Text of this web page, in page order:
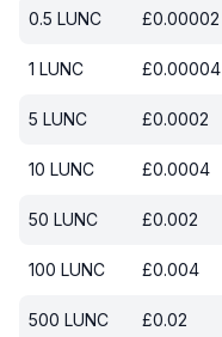
0.5 LUNC £0.00002
1 LUNC £0.00004
5 LUNC £0.0002
10 LUNC £0.0004
50 LUNC £0.002
100 LUNC £0.004
500 LUNC £0.02